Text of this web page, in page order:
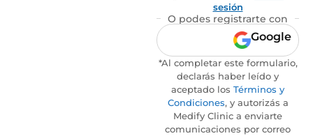
sesión
O podes registrarte con
Google
*Al completar este formulario,
declarás haber leído y
aceptado los Términos y
Condiciones, y autorizás a
Medify Clinic a enviarte
comunicaciones por correo